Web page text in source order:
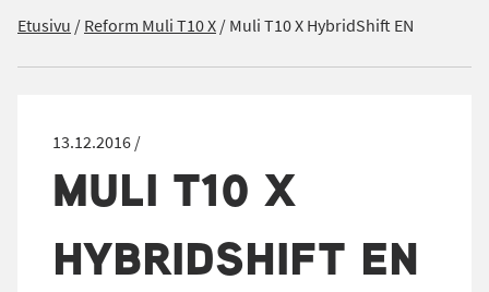
Etusivu /Reform Muli T10 X/Muli T10 X HybridShift EN
13.12.2016 /
MULI T10 X
HYBRIDSHIFT EN